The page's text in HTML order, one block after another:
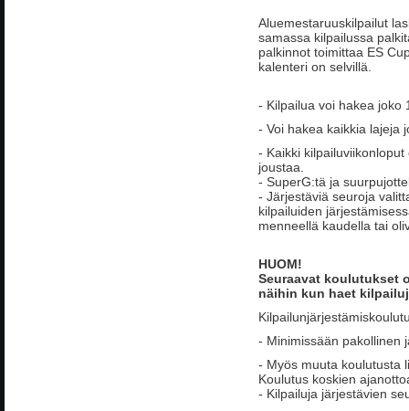
Aluemestaruuskilpailut
samassa kilpailussa
palkinnot toimittaa ES
kalenteri on selvillä.
- Kilpailua voi hakea joko
- Voi hakea kaikkia lajeja
- Kaikki
joustaa.
- SuperG:tä ja
- Järjestäviä seuroja
kilpailuiden
menneellä kaudella tai
HUOM!
Seuraavat koulutukset
näihin kun haet
- Minimissään pakollinen
- Myös muuta koulutusta
Koulutus koskien
- Kilpailuja järjestävien